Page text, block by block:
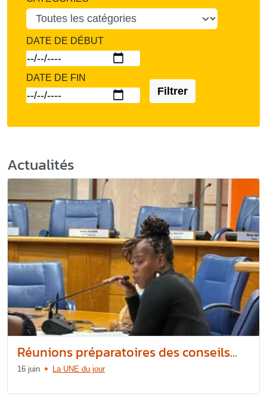
DATE DE DÉBUT
DATE DE FIN
Filtrer
Actualités
Réunions préparatoires des conseils...
16 juin La UNE du jour